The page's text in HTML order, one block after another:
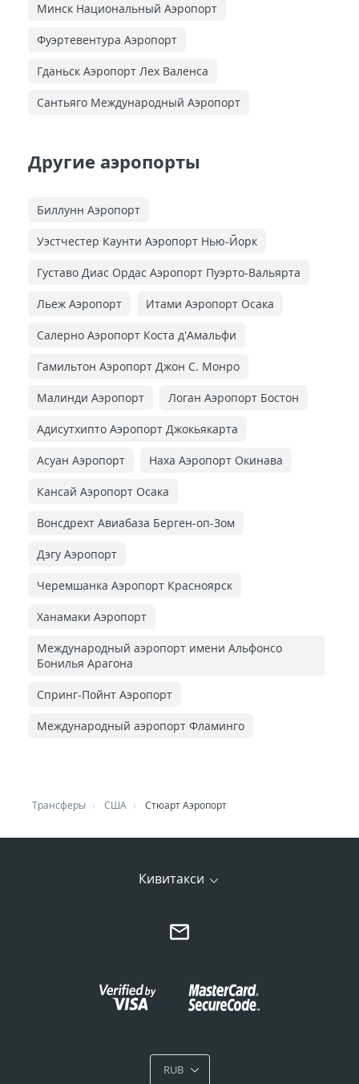
Минск Национальный Аэропорт
Фуэртевентура Аэропорт
Гданьск Аэропорт Лех Валенса
Сантьяго Международный Аэропорт
Другие аэропорты
Биллунн Аэропорт
Уэстчестер Каунти Аэропорт Нью-Йорк
Густаво Диас Ордас Аэропорт Пуэрто-Вальярта
Льеж Аэропорт Итами Аэропорт Осака
Салерно Аэропорт Коста д'Амальфи
Гамильтон Аэропорт Джон С. Монро
Малинди Аэропорт Логан Аэропорт Бостон
Адисутхипто Аэропорт Джокьякарта
Асуан Аэропорт Наха Аэропорт Окинава
Кансай Аэропорт Осака
Вонсдрехт Авиабаза Берген-оп-Зом
Дэгу Аэропорт
Черемшанка Аэропорт Красноярск
Ханамаки Аэропорт
Международный аэропорт имени Альфонсо
Бонилья Арагона
Спринг-Пойнт Аэропорт
Международный аэропорт Фламинго
Трансферы США Стюарт Аэропорт
Кивитакси
RUB